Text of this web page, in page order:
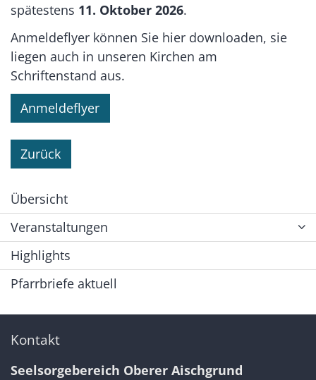
spätestens 11. Oktober 2026.
Anmeldeflyer können Sie hier downloaden, sie
liegen auch in unseren Kirchen am
Schriftenstand aus.
Anmeldeflyer
Zurück
Übersicht
Veranstaltungen
Highlights
Pfarrbriefe aktuell
Kontakt
Seelsorgebereich Oberer Aischgrund